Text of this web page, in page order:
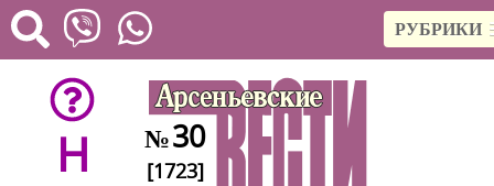
РУБРИКИ
H №30
[1723]